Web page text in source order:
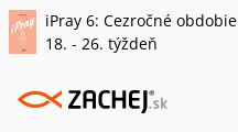
iPray 6: Cezročné obdobie
18. - 26. týždeň